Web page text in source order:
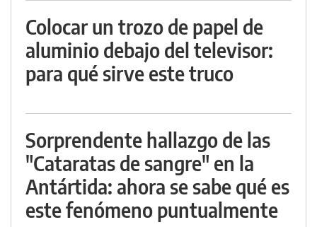
Colocar un trozo de papel de
aluminio debajo del televisor:
para qué sirve este truco
Sorprendente hallazgo de las
"Cataratas de sangre" en la
Antártida: ahora se sabe qué es
este fenómeno puntualmente